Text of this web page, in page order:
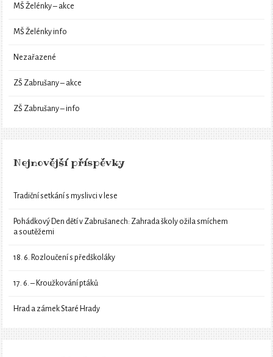
MŠ Želénky – akce
MŠ Želénky info
Nezařazené
ZŠ Zabrušany – akce
ZŠ Zabrušany – info
Nejnovější příspěvky
Tradiční setkání s myslivci v lese
Pohádkový Den dětí v Zabrušanech: Zahrada školy ožila smíchem
a soutěžemi
18. 6. Rozloučení s předškoláky
17. 6. – Kroužkování ptáků
Hrad a zámek Staré Hrady